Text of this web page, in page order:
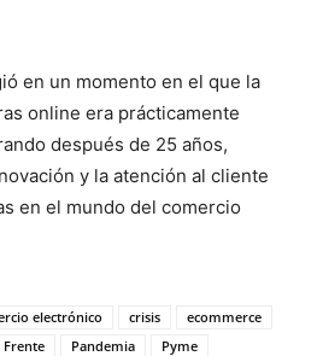
en un momento en el que la
online era prácticamente
después de 25 años,
y la atención al cliente
en el mundo del comercio
electrónico crisis
ecommerce
Frente Pandemia
Pyme